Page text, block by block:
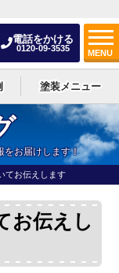
電話をかける
0120-09-3535
MENU
塗装メニュー
をお届けします！
てお伝えします
お伝えし